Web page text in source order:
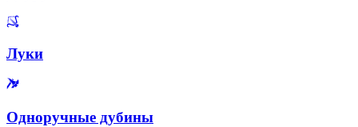
Луки
Одноручные дубины